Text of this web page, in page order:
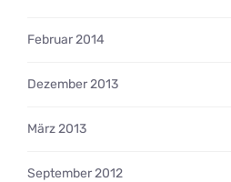
Februar 2014
Dezember 2013
März 2013
September 2012